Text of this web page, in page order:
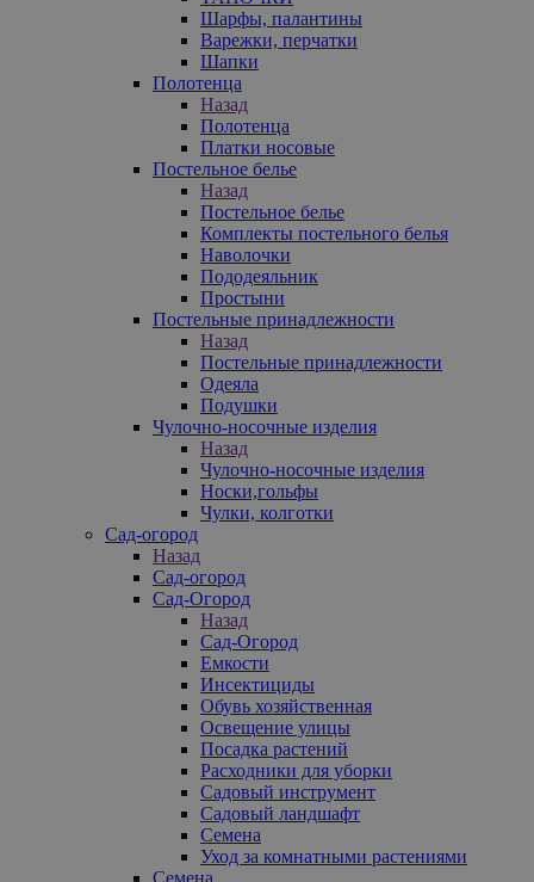
Шарфы, палантины
Варежки, перчатки
Шапки
Полотенца
Назад
Полотенца
Платки носовые
Постельное белье
Назад
Постельное белье
Комплекты постельного белья
Наволочки
Пододеяльник
Простыни
Постельные принадлежности
Назад
Постельные принадлежности
Одеяла
Подушки
Чулочно-носочные изделия
Назад
Чулочно-носочные изделия
Носки,гольфы
Чулки, колготки
Сад-огород
Назад
Сад-огород
Сад-Огород
Назад
Сад-Огород
Емкости
Инсектициды
Обувь хозяйственная
Освещение улицы
Посадка растений
Расходники для уборки
Садовый инструмент
Садовый ландшафт
Семена
Уход за комнатными растениями
Семена